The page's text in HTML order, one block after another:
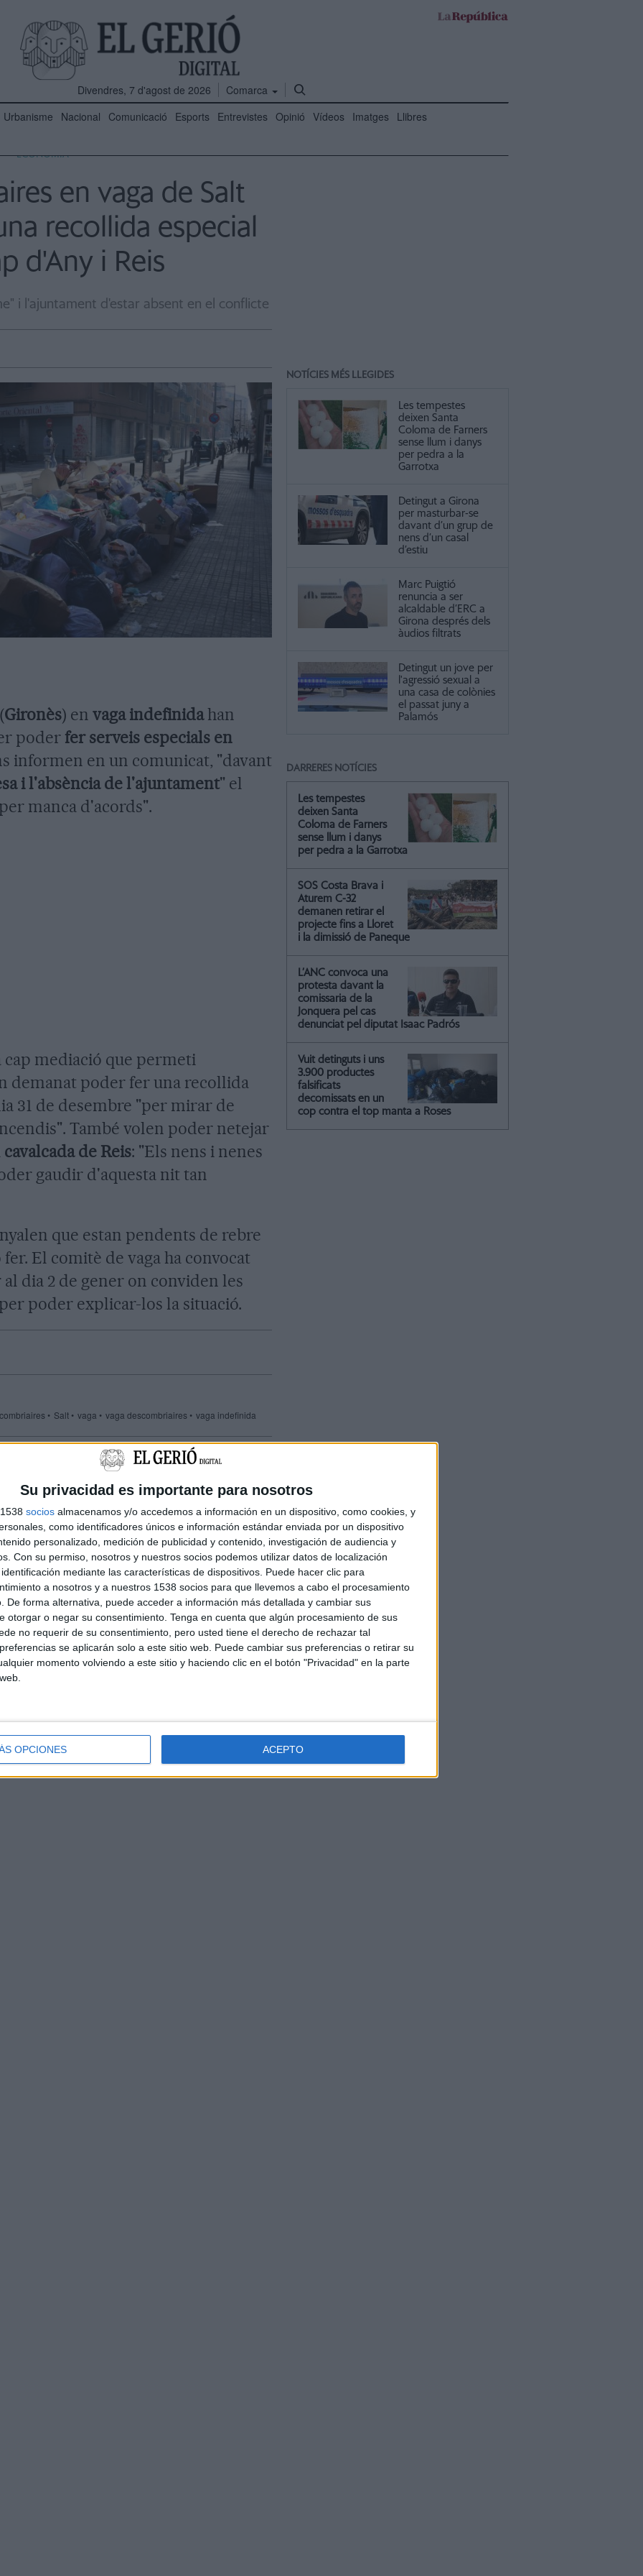
Su privacidad es importante para nosotros
socios almacenamos y/o accedemos a información en un dispositivo, como cookies, y
como identificadores únicos e información estándar enviada por un dispositivo
personalizado, medición de publicidad y contenido, investigación de audiencia y
Con su permiso, nosotros y nuestros socios podemos utilizar datos de localización
mediante las características de dispositivos. Puede hacer clic para
a nosotros y a nuestros 1538 socios para que llevemos a cabo el procesamiento
De forma alternativa, puede acceder a información más detallada y cambiar sus
otorgar o negar su consentimiento. Tenga en cuenta que algún procesamiento de sus
no requerir de su consentimiento, pero usted tiene el derecho de rechazar tal
se aplicarán solo a este sitio web. Puede cambiar sus preferencias o retirar su
momento volviendo a este sitio y haciendo clic en el botón "Privacidad" en la parte
OPCIONES ACEPTO
Divendres, 7 d'agost de 2026
Comarca
Urbanisme Nacional Comunicació Esports Entrevistes Opinió Vídeos Imatges Llibres
ECONOMIA
en vaga de Salt
recollida especial
d'Any i Reis
i l'ajuntament d'estar absent en el conflicte
Gironès) en vaga indefinidahan
poder fer serveis especials en
informen en un comunicat, "davant
i l'absència de l'ajuntament" el
manca d'acords".
cap mediació que permeti
demanat poder fer una recollida
31 de desembre "per mirar de
També volen poder netejar
cavalcada de Reis: "Els nens i nenes
gaudir d'aquesta nit tan
que estan pendents de rebre
El comitè de vaga ha convocat
dia 2 de gener on conviden les
poder explicar-los la situació.
Salt vaga vaga descombriaires vaga indefinida
fitxa'' amb la vaga d'escombriaires
els serveis mínims en la vaga d'escombriaires
a retirar els residus acumulats al centre del municipi
a Salt acaba sense acord
per acabar amb la vaga d'escombriaires de Salt
NOTÍCIES MÉS LLEGIDES
Les tempestes
deixen Santa
Coloma de Farners
sense llum i danys
per pedra a la
Garrotxa
Detingut a Girona
per masturbar-se
davant d’un grup de
nens d’un casal
d’estiu
Marc Puigtió
renuncia a ser
alcaldable d’ERC a
Girona després dels
àudios filtrats
Detingut un jove per
l'agressió sexual a
una casa de colònies
el passat juny a
Palamós
DARRERES NOTÍCIES
Les tempestes
deixen Santa
Coloma de Farners
sense llum i danys
per pedra a la Garrotxa
SOS Costa Brava i
Aturem C-32
demanen retirar el
projecte fins a Lloret
i la dimissió de Paneque
L’ANC convoca una
protesta davant la
comissaria de la
Jonquera pel cas
denunciat pel diputat Isaac Padrós
Vuit detinguts i uns
3.900 productes
falsificats
decomissats en un
cop contra el top manta a Roses